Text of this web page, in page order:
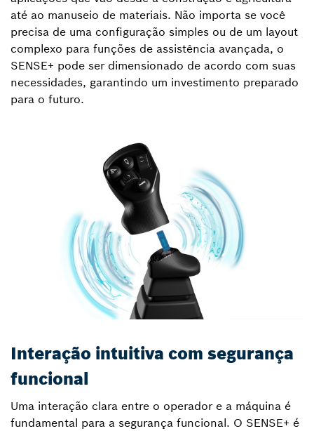
até ao manuseio de materiais. Não importa se você
precisa de uma configuração simples ou de um layout
complexo para funções de assistência avançada, o
SENSE+ pode ser dimensionado de acordo com suas
necessidades, garantindo um investimento preparado
para o futuro.
Interação intuitiva com segurança
funcional
Uma interação clara entre o operador e a máquina é
fundamental para a segurança funcional. O SENSE+ é